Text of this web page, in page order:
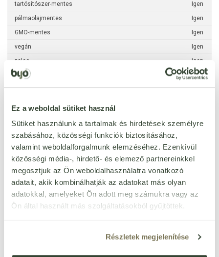
Ez a weboldal sütiket használ
Sütiket használunk a tartalmak és hirdetések személyre
szabásához, közösségi funkciók biztosításához,
valamint weboldalforgalmunk elemzéséhez. Ezenkívül
közösségi média-, hirdető- és elemező partnereinkkel
megosztjuk az Ön weboldalhasználatra vonatkozó
adatait, akik kombinálhatják az adatokat más olyan
adatokkal, amelyeket Ön adott meg számukra vagy az
Ön által használt más szolgáltatásokból gyűjtöttek.
Részletek megjelenítése
tartósítószer-mentes Igen
pálmaolajmentes Igen
GMO-mentes Igen
vegán Igen
paleo Igen
cukormentes Igen
hozzáadott cukor nélkül Igen
kj
kcal 850 kcal
zsír 92,5 g
ebből telített zsírsavak
ebből cukrok